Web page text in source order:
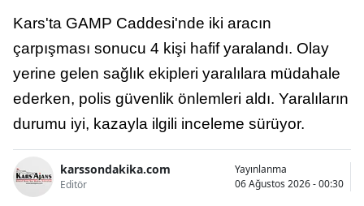
Kars'ta GAMP Caddesi'nde iki aracın
çarpışması sonucu 4 kişi hafif yaralandı. Olay
yerine gelen sağlık ekipleri yaralılara müdahale
ederken, polis güvenlik önlemleri aldı. Yaralıların
durumu iyi, kazayla ilgili inceleme sürüyor.
karssondakika.com
Editör
Yayınlanma
06 Ağustos 2026 - 00:30